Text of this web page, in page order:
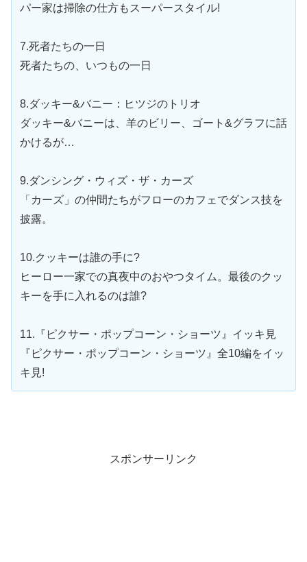
パー家は掃除の仕方もスーパースタイル!
7.死者たちの一日
死者たちの、いつもの一日
8.ダッキー&バニー：ヒツジのトリオ
ダッキー&バニーは、羊のビリー、ゴート&グラフに話
かけるが…
9.ダンシング・ウィズ・ザ・カーズ
「カーズ」の仲間たちがフローのカフェでダンス技を
披露。
10.クッキーは誰の手に?
ヒーロー一家での真夜中のおやつタイム。最後のクッ
キーを手に入れるのは誰?
11.『ピクサー・ポップコーン・ショーツ』イッキ見
『ピクサー・ポップコーン・ショーツ』全10編をイッ
キ見!
スポンサーリンク